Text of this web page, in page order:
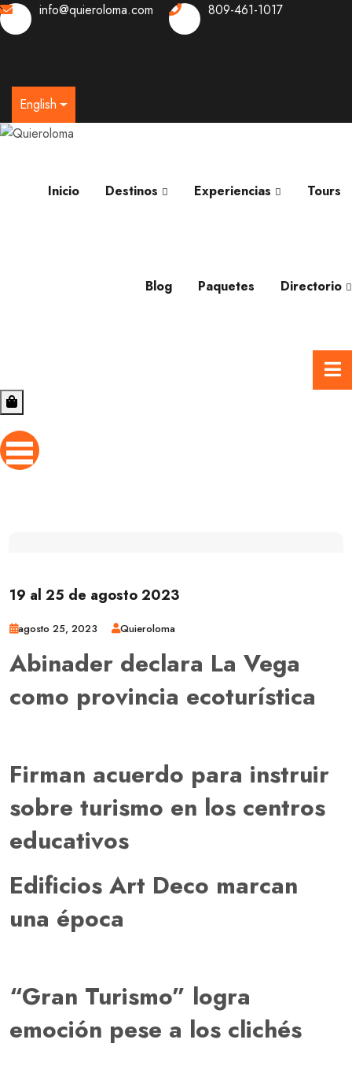
info@quieroloma.com 809-461-1017
English
Inicio Destinos Experiencias Tours
Blog Paquetes Directorio
19 al 25 de agosto 2023
agosto 25, 2023 Quieroloma
Abinader declara La Vega
como provincia ecoturística
Firman acuerdo para instruir
sobre turismo en los centros
educativos
Edificios Art Deco marcan
una época
“Gran Turismo” logra
emoción pese a los clichés